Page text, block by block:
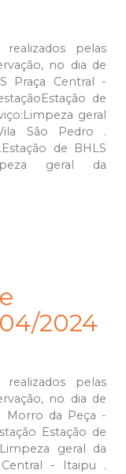
pelas
no dia de
Praça Central -
de
geral
São Pedro .
de BHLS
geral da
2024
pelas
no dia de
Morro da Peça -
Estação de
geral da
Central - Itaipu .